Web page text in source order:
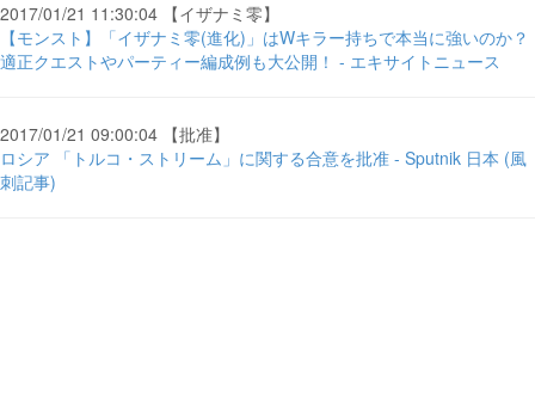
2017/01/21 11:30:04 【イザナミ零】
【モンスト】「イザナミ零(進化)」はWキラー持ちで本当に強いのか？
適正クエストやパーティー編成例も大公開！ - エキサイトニュース
2017/01/21 09:00:04 【批准】
ロシア 「トルコ・ストリーム」に関する合意を批准 - Sputnik 日本 (風
刺記事)